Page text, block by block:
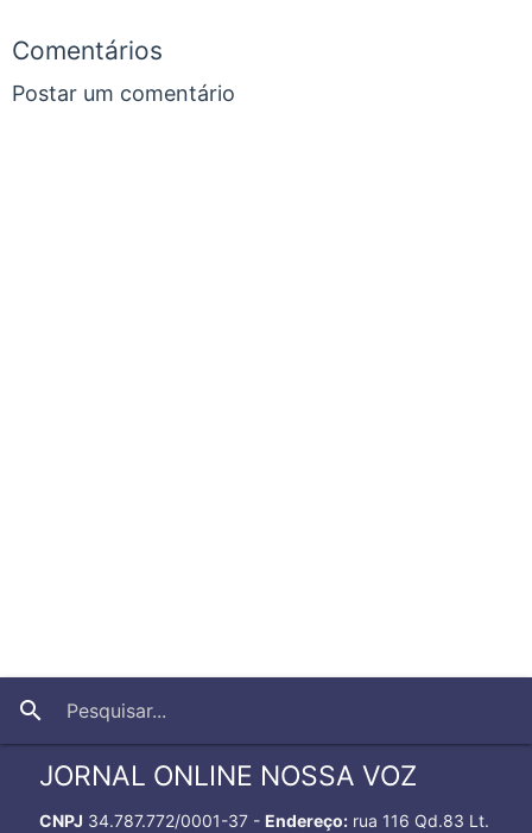
Comentários
Postar um comentário
search
JORNAL ONLINE NOSSA VOZ
CNPJ 34.787.772/0001-37 - Endereço:rua 116 Qd.83 Lt.